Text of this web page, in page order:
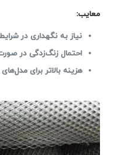
معایب:
نیاز به نگهداری در
احتمال زنگ‌زدگی در
هزینه بالاتر برای